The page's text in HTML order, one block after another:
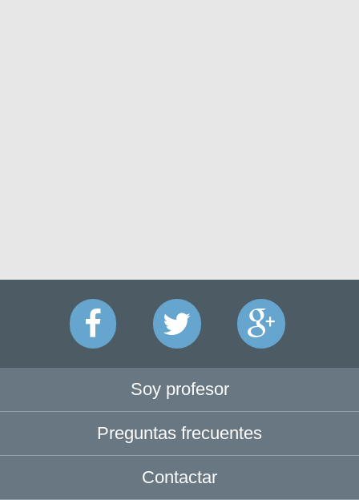
Soy profesor
Preguntas frecuentes
Contactar